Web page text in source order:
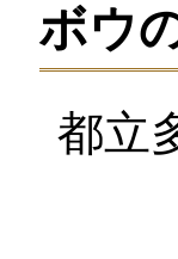
ボウ
都立